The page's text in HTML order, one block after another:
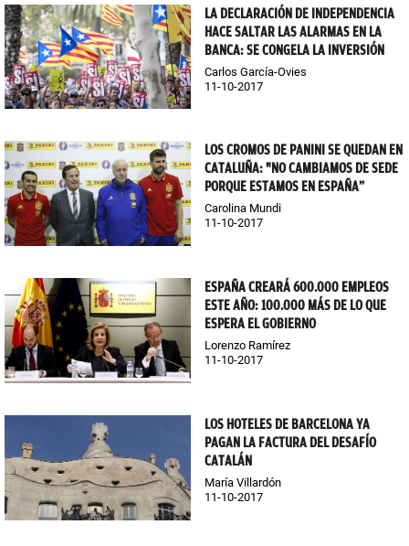
LA DECLARACIÓN DE INDEPENDENCIA
HACE SALTAR LAS ALARMAS EN LA
BANCA: SE CONGELA LA INVERSIÓN
Carlos García-Ovies
11-10-2017
LOS CROMOS DE PANINI SE QUEDAN EN
CATALUÑA: "NO CAMBIAMOS DE SEDE
PORQUE ESTAMOS EN ESPAÑA”
Carolina Mundi
11-10-2017
ESPAÑA CREARÁ 600.000 EMPLEOS
ESTE AÑO: 100.000 MÁS DE LO QUE
ESPERA EL GOBIERNO
Lorenzo Ramírez
11-10-2017
LOS HOTELES DE BARCELONA YA
PAGAN LA FACTURA DEL DESAFÍO
CATALÁN
María Villardón
11-10-2017